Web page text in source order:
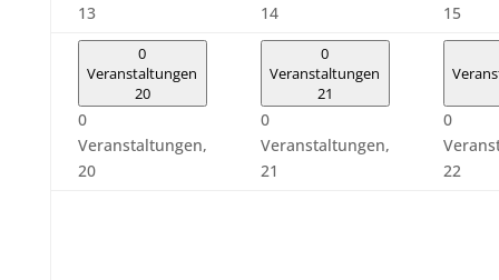
13
14
15
0
Veranstaltungen
20
0
Veranstaltungen,
20
0
Veranstaltungen
21
0
Veranstaltungen,
21
0
22